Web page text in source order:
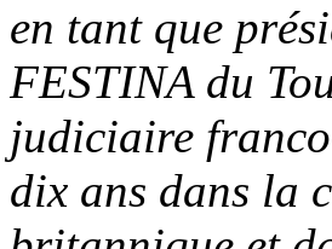
en tant que
FESTINA du
judiciaire
dix ans dans la